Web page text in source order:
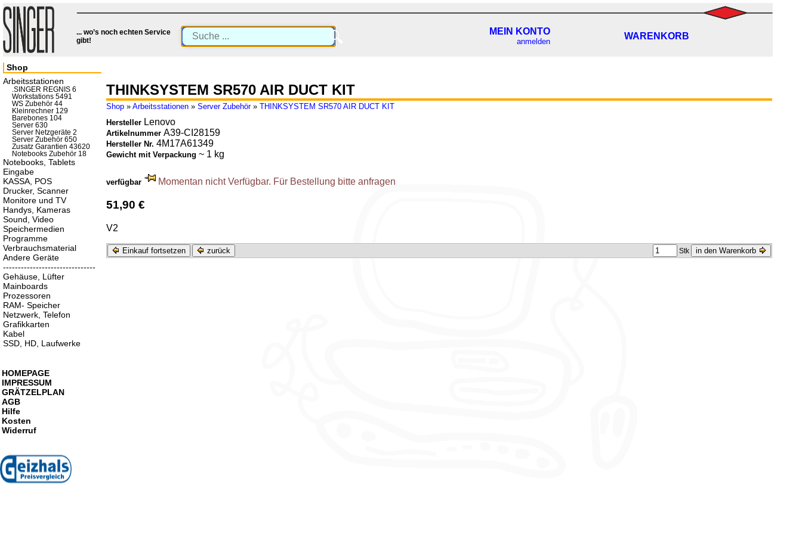
... wo’s noch echten Service
gibt!
🔍 MEIN KONTO
anmelden
WARENKORB
THINKSYSTEM SR570 AIR DUCT KIT
Shop » Arbeitsstationen » Server Zubehör» THINKSYSTEM SR570 AIR DUCT KIT
Hersteller Lenovo
Artikelnummer A39-CI28159
Hersteller Nr. 4M17A61349
Gewicht mit Verpackung ~ 1 kg
verfügbar Momentan nicht Verfügbar. Für Bestellung bitte anfragen
51,90 €
V2
Einkauf fortsetzen zurück Stk in den Warenkorb
Shop
Arbeitsstationen
.SINGER REGNIS 6
Workstations 5491
WS Zubehör 44
Kleinrechner 129
Barebones 104
Server 630
Server Netzgeräte 2
Server Zubehör 650
Zusatz Garantien 43620
Notebooks Zubehör 18
Notebooks, Tablets
Eingabe
KASSA, POS
Drucker, Scanner
Monitore und TV
Handys, Kameras
Sound, Video
Speichermedien
Programme
Verbrauchsmaterial
Andere Geräte
-------------------------------
Gehäuse, Lüfter
Mainboards
Prozessoren
RAM- Speicher
Netzwerk, Telefon
Grafikkarten
Kabel
SSD, HD, Laufwerke
HOMEPAGE
IMPRESSUM
GRÄTZELPLAN
AGB
Hilfe
Kosten
Widerruf